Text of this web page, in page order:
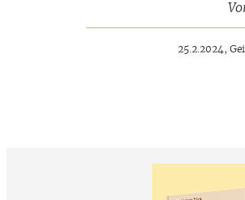
25.2.2024,